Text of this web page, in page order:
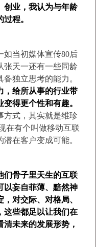
创业，我认为与年龄
程。
如当初媒体宣传80后
张天一还有一些同龄
独立思考的能力。
，给所从事的行业带
得更个性和有趣。
方式，其实就是维珍
在有个叫做移动互联
在客户变成可能。
们骨子里天生的互联
以妄自菲薄、黯然神
对交际、对格局、
这些都足以让我们在
未来的发展形势，